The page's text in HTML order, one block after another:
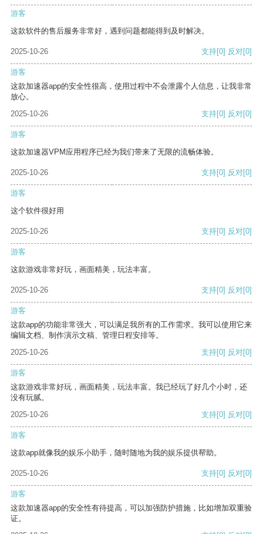
游客
这款软件的售后服务非常好，遇到问题都能得到及时解决。
2025-10-26 支持[0] 反对[0]
游客
这款加速器app的安全性很高，使用过程中不会泄露个人信息，让我非常
放心。
2025-10-26
支持[0] 反对[0]
游客
这款加速器VPM应用程序已经为我们带来了无限的流畅体验。
2025-10-26 支持[0] 反对[0]
游客
这个软件很好用
2025-10-26 支持[0] 反对[0]
游客
这款游戏非常好玩，画面精美，玩法丰富。
2025-10-26 支持[0] 反对[0]
游客
这款app的功能非常强大，可以满足我所有的工作需求。我可以使用它来
编辑文档、制作演示文稿、管理日程安排等。
2025-10-26
支持[0] 反对[0]
游客
这款游戏非常好玩，画面精美，玩法丰富。我已经玩了好几个小时，还
没有玩腻。
2025-10-26
支持[0] 反对[0]
游客
这款app就像我的娱乐小助手，随时随地为我的娱乐提供帮助。
2025-10-26 支持[0] 反对[0]
游客
这款加速器app的安全性有待提高，可以加强防护措施，比如增加双重验
证。